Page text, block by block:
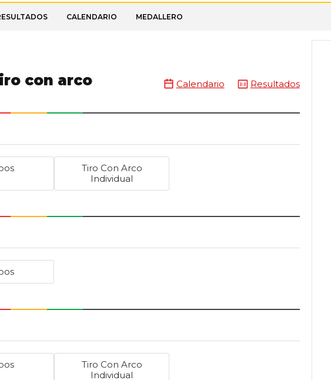
CALENDARIO MEDALLERO
con arco Calendario Resultados
Tiro Con Arco
Individual
Tiro Con Arco
Individual